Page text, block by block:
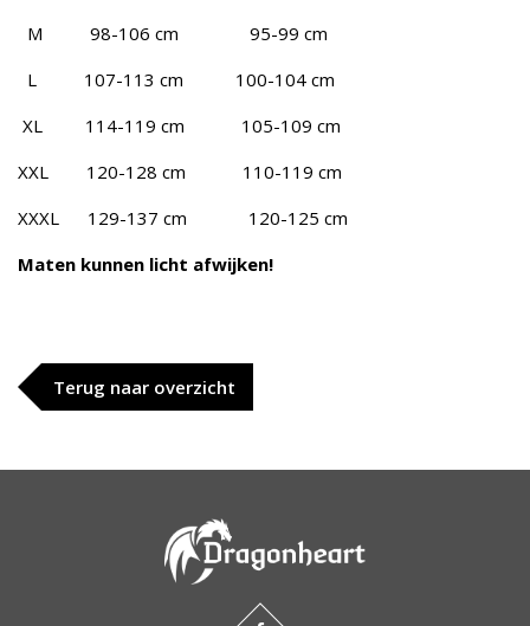
M 98-106 cm 95-99 cm
L 107-113 cm 100-104 cm
XL 114-119 cm 105-109 cm
XXL 120-128 cm 110-119 cm
XXXL 129-137 cm 120-125 cm
Maten kunnen licht afwijken!
Terug naar overzicht